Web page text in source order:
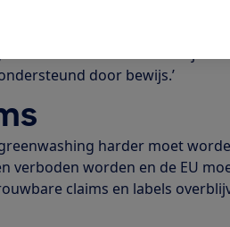
een onderzoek van de Europese
claims niet of nauwelijks is
door bewijs.’
harder moet
verboden worden en de EU
claims en labels